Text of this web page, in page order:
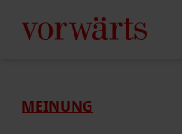
MEINUNG